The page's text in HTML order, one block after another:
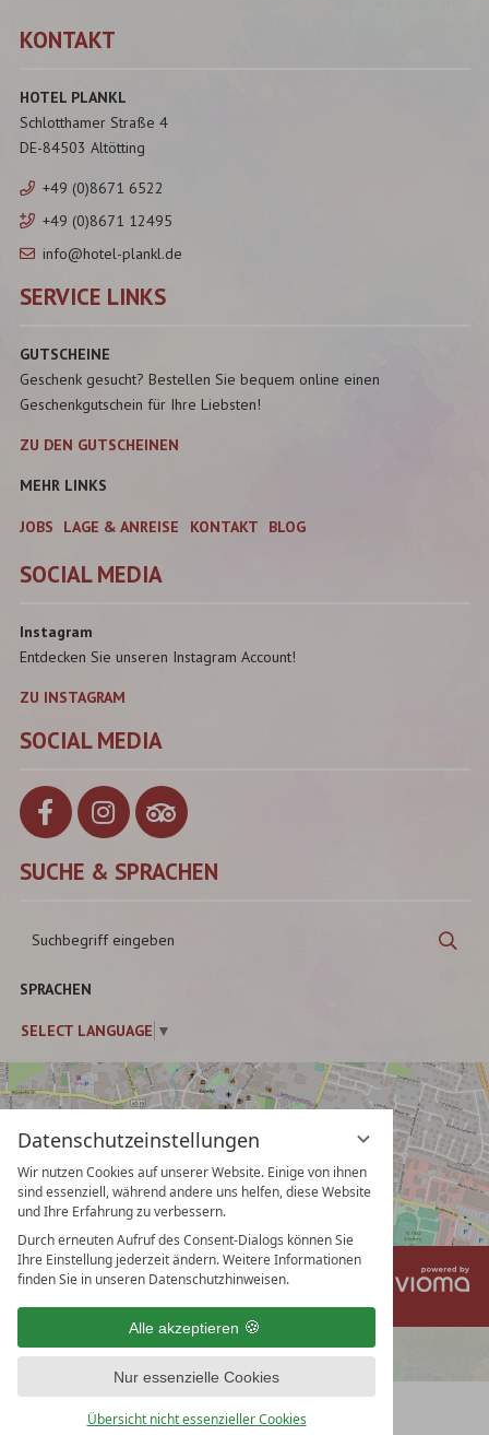
Datenschutzeinstellungen
Wir nutzen Cookies auf unserer Website. Einige von ihnen
sind essenziell, während andere uns helfen, diese Website
und Ihre Erfahrung zu verbessern.
Durch erneuten Aufruf des Consent-Dialogs können Sie
Ihre Einstellung jederzeit ändern. Weitere Informationen
finden Sie in unseren Datenschutzhinweisen.
Alle akzeptieren
Nur essenzielle Cookies
Übersicht nicht essenzieller Cookies
KONTAKT
HOTEL PLANKL
Schlotthamer Straße 4
DE-84503 Altötting
+49 (0)8671 6522
+49 (0)8671 12495
info@hotel-plankl.de
SERVICE LINKS
GUTSCHEINE
Geschenk gesucht? Bestellen Sie bequem online einen
Geschenkgutschein für Ihre Liebsten!
ZU DEN GUTSCHEINEN
MEHR LINKS
JOBS LAGE & ANREISE KONTAKT BLOG
SOCIAL MEDIA
Instagram
Entdecken Sie unseren Instagram Account!
ZU INSTAGRAM
SOCIAL MEDIA
SUCHE & SPRACHEN
SPRACHEN
SELECT LANGUAGE ▼
Impressum
Datenschutz